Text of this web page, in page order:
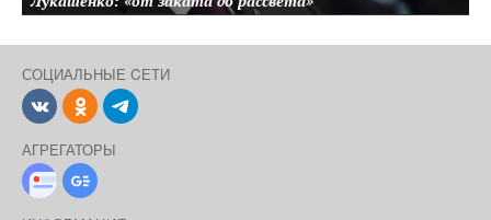
СОЦИАЛЬНЫЕ CЕТИ
ВКонтактеОдноклассники
АГРЕГАТОРЫ
Новости Дзен